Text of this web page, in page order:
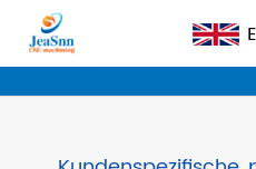
Heim
Verbindungselemente